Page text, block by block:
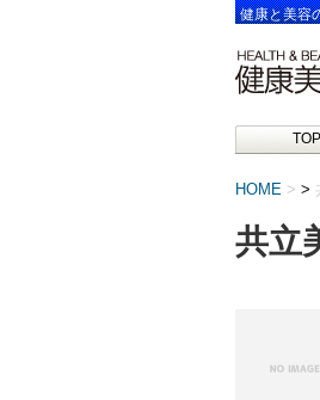
健康と美容
TOP
HOME >
共立